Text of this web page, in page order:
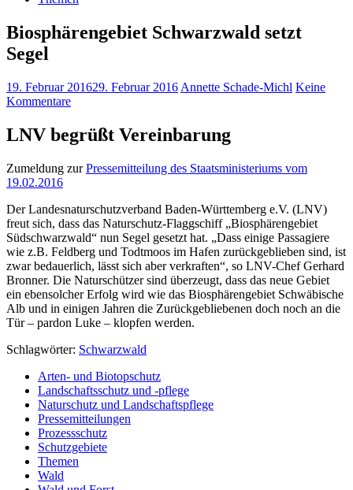
Biosphärengebiet Schwarzwald setzt
Segel
19. Februar 201629. Februar 2016 Annette Schade-Michl Keine
Kommentare
LNV begrüßt Vereinbarung
Zumeldung zurPressemitteilung des Staatsministeriums vom
19.02.2016
Der Landesnaturschutzverband Baden-Württemberg e.V. (LNV)
freut sich, dass das Naturschutz-Flaggschiff „Biosphärengebiet
Südschwarzwald“ nun Segel gesetzt hat. „Dass einige Passagiere
wie z.B. Feldberg und Todtmoos im Hafen zurückgeblieben sind, ist
zwar bedauerlich, lässt sich aber verkraften“, so LNV-Chef Gerhard
Bronner. Die Naturschützer sind überzeugt, dass das neue Gebiet
ein ebensolcher Erfolg wird wie das Biosphärengebiet Schwäbische
Alb und in einigen Jahren die Zurückgebliebenen doch noch an die
Tür – pardon Luke – klopfen werden.
Schlagwörter: Schwarzwald
Arten- und Biotopschutz
Landschaftsschutz und -pflege
Naturschutz und Landschaftspflege
Pressemitteilungen
Prozessschutz
Schutzgebiete
Themen
Wald